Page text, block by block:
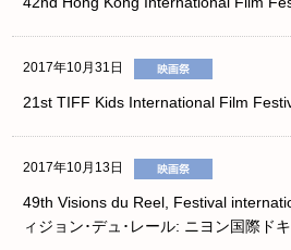
2017年10月31日
21st TIFF Kids International Film
2017年10月13日
49th Visions du Reel, Festival
ィジョン･デュ･レール: ニヨン国際ド